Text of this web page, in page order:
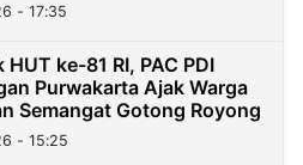
- 17:35
HUT ke-81 RI, PAC PDI
Purwakarta Ajak Warga
Semangat Gotong Royong
- 15:25